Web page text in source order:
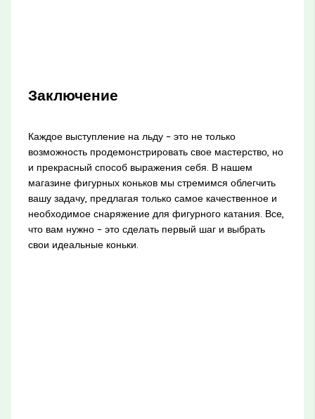
Заключение
Каждое выступление на льду – это не только
возможность продемонстрировать свое мастерство, но
и прекрасный способ выражения себя. В нашем
магазине фигурных коньков мы стремимся облегчить
вашу задачу, предлагая только самое качественное и
необходимое снаряжение для фигурного катания. Все,
что вам нужно – это сделать первый шаг и выбрать
свои идеальные коньки.